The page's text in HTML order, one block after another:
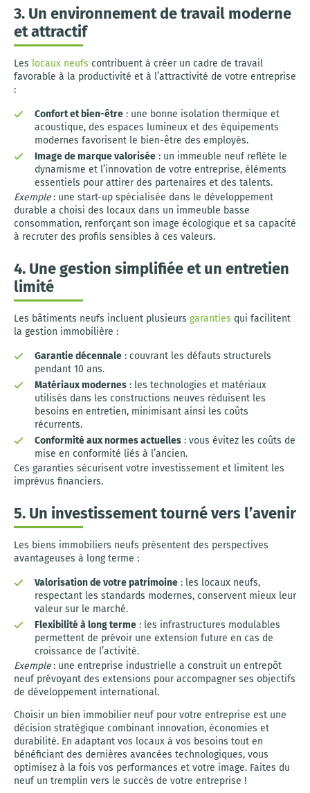
3. Un environnement de travail moderne
et attractif
Les locaux neufs contribuent à créer un cadre de travail
favorable à la productivité et à l’attractivité de votre entreprise
:
Confort et bien-être : une bonne isolation thermique et
acoustique, des espaces lumineux et des équipements
modernes favorisent le bien-être des employés.
Image de marque valorisée : un immeuble neuf reflète le
dynamisme et l’innovation de votre entreprise, éléments
essentiels pour attirer des partenaires et des talents.
Exemple: une start-up spécialisée dans le développement
durable a choisi des locaux dans un immeuble basse
consommation, renforçant son image écologique et sa capacité
à recruter des profils sensibles à ces valeurs.
4. Une gestion simplifiée et un entretien
limité
Les bâtiments neufs incluent plusieurs garanties qui facilitent
la gestion immobilière :
Garantie décennale : couvrant les défauts structurels
pendant 10 ans.
Matériaux modernes : les technologies et matériaux
utilisés dans les constructions neuves réduisent les
besoins en entretien, minimisant ainsi les coûts
récurrents.
Conformité aux normes actuelles : vous évitez les coûts de
mise en conformité liés à l’ancien.
Ces garanties sécurisent votre investissement et limitent les
imprévus financiers.
5. Un investissement tourné vers l’avenir
Les biens immobiliers neufs présentent des perspectives
avantageuses à long terme :
Valorisation de votre patrimoine : les locaux neufs,
respectant les standards modernes, conservent mieux leur
valeur sur le marché.
Flexibilité à long terme : les infrastructures modulables
permettent de prévoir une extension future en cas de
croissance de l’activité.
Exemple: une entreprise industrielle a construit un entrepôt
neuf prévoyant des extensions pour accompagner ses objectifs
de développement international.
Choisir un bien immobilier neuf pour votre entreprise est une
décision stratégique combinant innovation, économies et
durabilité. En adaptant vos locaux à vos besoins tout en
bénéficiant des dernières avancées technologiques, vous
optimisez à la fois vos performances et votre image. Faites du
neuf un tremplin vers le succès de votre entreprise !